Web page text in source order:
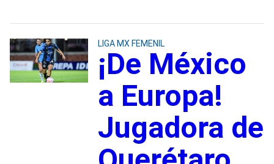
LIGA MX FEMENIL
¡De México
a Europa!
Jugadora de